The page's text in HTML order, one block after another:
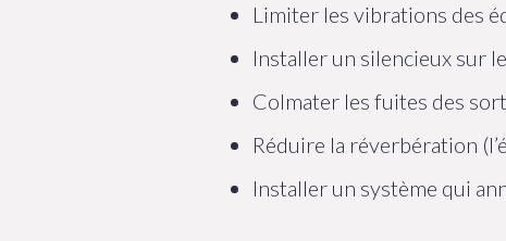
Limiter les vibrations des
Installer un silencieux sur
Colmater les fuites des
Réduire la réverbération
Installer un système qui